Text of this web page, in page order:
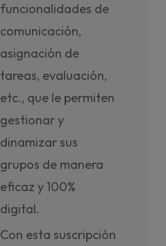
funcionalidades de
comunicación,
asignación de
tareas, evaluación,
etc., que le permiten
gestionar y
dinamizar sus
grupos de manera
eficaz y 100%
digital.
Con esta suscripción